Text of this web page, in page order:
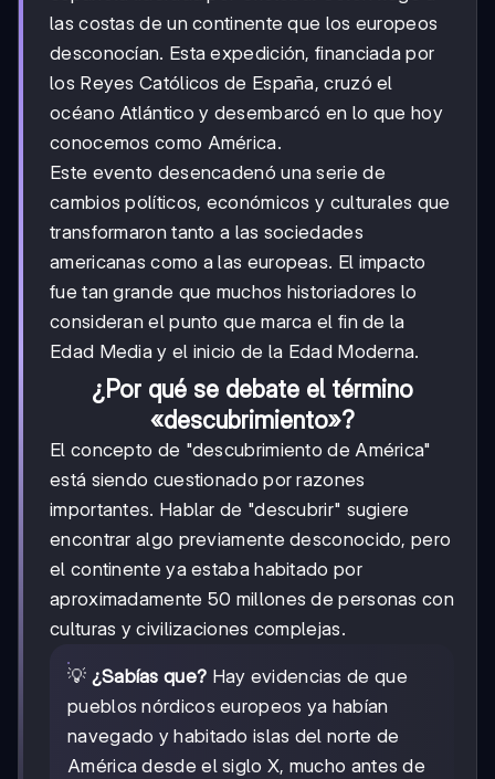
las costas de un continente que los europeos
desconocían. Esta expedición, financiada por
los Reyes Católicos de España, cruzó el
océano Atlántico y desembarcó en lo que hoy
conocemos como América.
Este evento desencadenó una serie de
cambios políticos, económicos y culturales que
transformaron tanto a las sociedades
americanas como a las europeas. El impacto
fue tan grande que muchos historiadores lo
consideran el punto que marca el fin de la
Edad Media y el inicio de la Edad Moderna.
¿Por qué se debate el término
«descubrimiento»?
El concepto de "descubrimiento de América"
está siendo cuestionado por razones
importantes. Hablar de "descubrir" sugiere
encontrar algo previamente desconocido, pero
el continente ya estaba habitado por
aproximadamente 50 millones de personas con
culturas y civilizaciones complejas.
💡 ¿Sabías que? Hay evidencias de que
pueblos nórdicos europeos ya habían
navegado y habitado islas del norte de
América desde el siglo X, mucho antes de